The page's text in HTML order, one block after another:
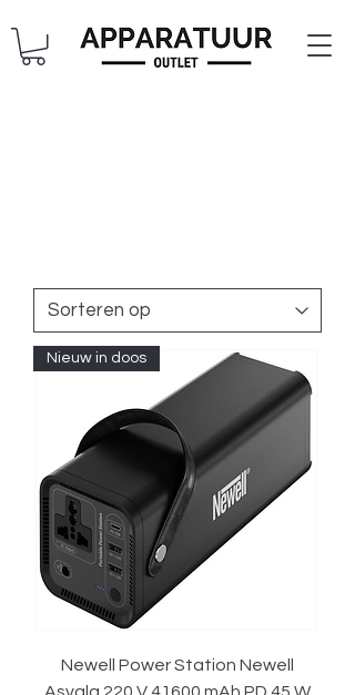
Nieuw in doos
Newell Power Station Newell